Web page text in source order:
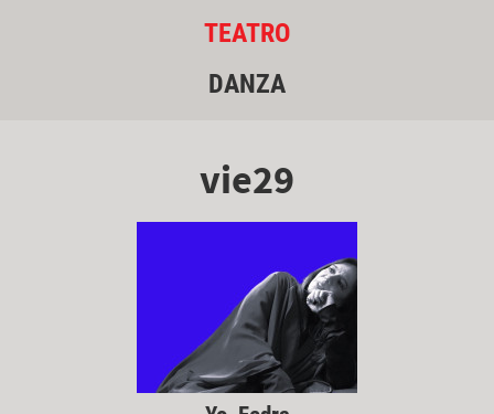
TEATRO
DANZA
vie29